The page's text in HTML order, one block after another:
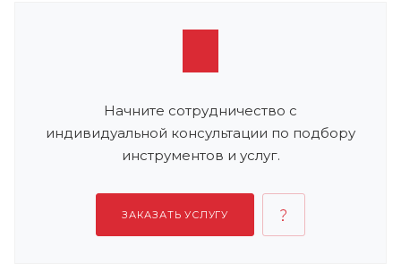
Начните сотрудничество с
индивидуальной консультации по подбору
инструментов и услуг.
ЗАКАЗАТЬ УСЛУГУ